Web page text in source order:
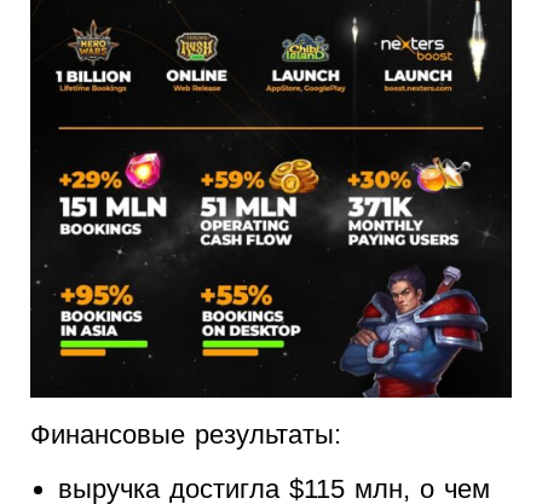
Финансовые результаты:
выручка достигла $115 млн, о чем